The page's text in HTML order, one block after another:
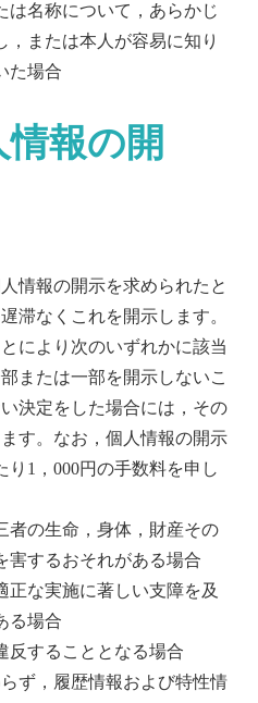
は名称について，あらかじ
，または本人が容易に知り
た場合
報の開
情報の開示を求められたと
滞なくこれを開示します。
により次のいずれかに該当
または一部を開示しないこ
決定をした場合には，その
す。なお，個人情報の開示
り1，000円の手数料を申し
者の生命，身体，財産その
害するおそれがある場合
正な実施に著しい支障を及
る場合
反することとなる場合
ず，履歴情報および特性情